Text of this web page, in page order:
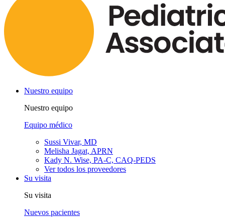
Nuestro equipo
Nuestro equipo
Equipo médico
Sussi Vivar, MD
Melisha Jagat, APRN
Kady N. Wise, PA-C, CAQ-PEDS
Ver todos los proveedores
Su visita
Su visita
Nuevos pacientes